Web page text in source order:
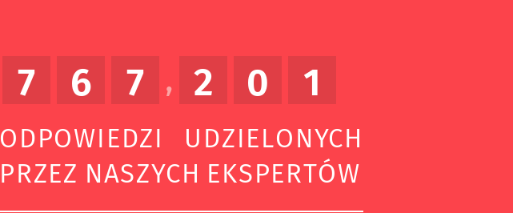
7 6 7 , 2 0 1
ODPOWIEDZI UDZIELONYCH
PRZEZ NASZYCH EKSPERTÓW